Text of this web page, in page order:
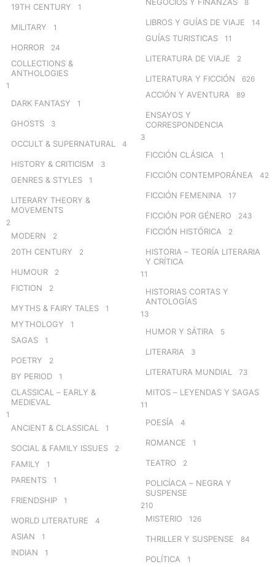
19TH CENTURY 1
MILITARY 1
HORROR 24
COLLECTIONS &
ANTHOLOGIES
1
DARK FANTASY 1
GHOSTS 3
OCCULT & SUPERNATURAL 4
HISTORY & CRITICISM 3
GENRES & STYLES 1
LITERARY THEORY &
MOVEMENTS
2
MODERN 2
20TH CENTURY 2
HUMOUR 2
FICTION 2
MYTHS & FAIRY TALES 1
MYTHOLOGY 1
SAGAS 1
POETRY 2
BY PERIOD 1
CLASSICAL – EARLY &
MEDIEVAL
1
ANCIENT & CLASSICAL 1
SOCIAL & FAMILY ISSUES 2
FAMILY 1
PARENTS 1
FRIENDSHIP 1
WORLD LITERATURE 4
ASIAN 1
INDIAN 1
NEGOCIOS Y FINANZAS 8
LIBROS Y GUÍAS DE VIAJE 14
GUÍAS TURISTICAS 11
LITERATURA DE VIAJE 2
LITERATURA Y FICCIÓN 626
ACCIÓN Y AVENTURA 89
ENSAYOS Y
CORRESPONDENCIA
3
FICCIÓN CLÁSICA 1
FICCIÓN CONTEMPORÁNEA 42
FICCIÓN FEMENINA 17
FICCIÓN POR GÉNERO 243
FICCIÓN HISTÓRICA 2
HISTORIA – TEORÍA LITERARIA
Y CRÍTICA
11
HISTORIAS CORTAS Y
ANTOLOGÍAS
13
HUMOR Y SÁTIRA 5
LITERARIA 3
LITERATURA MUNDIAL 73
MITOS – LEYENDAS Y SAGAS
11
POESÍA 4
ROMANCE 1
TEATRO 2
POLICÍACA – NEGRA Y
SUSPENSE
210
MISTERIO 126
THRILLER Y SUSPENSE 84
POLÍTICA 1